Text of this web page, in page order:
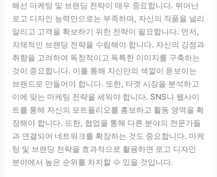
해선 마케팅 및 브랜딩 전략이 매우 중요합니다. 뛰어난
로고 디자인 능력만으로는 부족하며, 자신의 작품을 널리
알리고 고객을 확보하기 위한 전략이 필요합니다. 먼저,
자체적인 브랜딩 전략을 수립해야 합니다. 자신의 강점과
취향을 고려하여 독창적이고 독특한 이미지를 구축하는
것이 중요합니다. 이를 통해 자신만의 색깔이 돋보이는
브랜드로 만들어야 합니다. 또한, 타겟 시장을 분석하고
이에 맞는 마케팅 전략을 세워야 합니다. SNS나 웹사이
트를 통해 자신의 포트폴리오를 홍보하고 활동 영역을 확
장해야 합니다. 또한, 협업을 통해 다른 분야의 전문가들
과 연결되어 네트워크를 확장하는 것도 중요합니다. 마케
팅 및 브랜딩 전략을 효과적으로 활용하면 로고 디자인
분야에서 높은 순위를 차지할 수 있을 것입니다.